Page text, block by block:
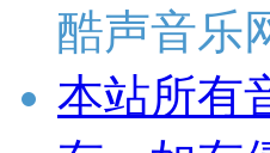
酷声音乐
本站所有